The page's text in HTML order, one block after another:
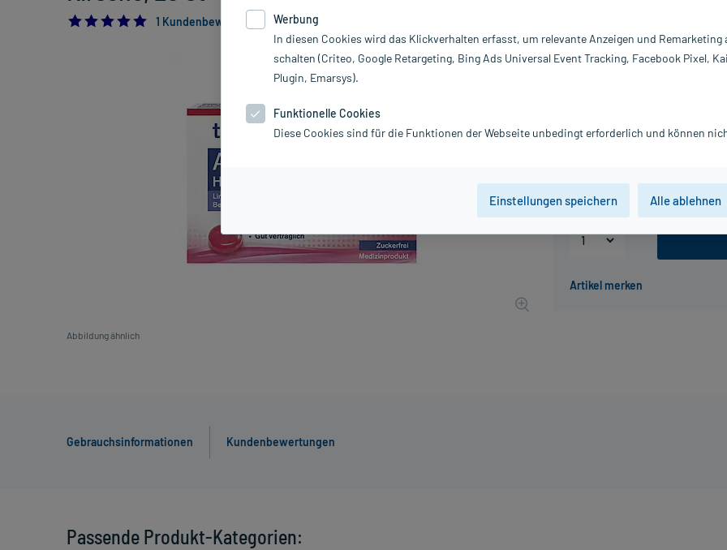
5.0
1 Kundenbewertung*
Abbildung ähnlich
4,88 €
Inhalt:
PZN:
Gebrauchsinformationen Kundenbewertungen
Passende Produkt-Kategorien:
Werbung
In diesen Cookies wird das Klickverhalten erfasst, um relevante Anzeigen und Remarketing
schalten (Criteo, Google Retargeting, Bing Ads Universal Event Tracking, Facebook Pixel,
Plugin, Emarsys).
Funktionelle Cookies
Diese Cookies sind für die Funktionen der Webseite unbedingt erforderlich und können
Einstellungen speichern Alle ablehnen